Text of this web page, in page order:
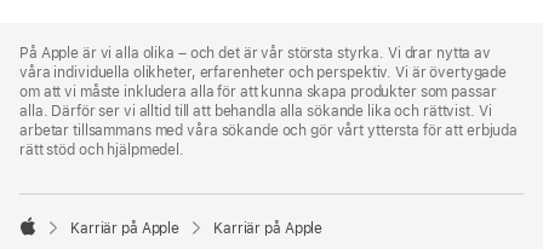
Footer
På Apple är vi alla olika – och det är vår största styrka. Vi drar nytta av
våra individuella olikheter, erfarenheter och perspektiv. Vi är övertygade
om att vi måste inkludera alla för att kunna skapa produkter som passar
alla. Därför ser vi alltid till att behandla alla sökande lika och rättvist. Vi
arbetar tillsammans med våra sökande och gör vårt yttersta för att erbjuda
rätt stöd och hjälpmedel.

Karriär på Apple Karriär på Apple